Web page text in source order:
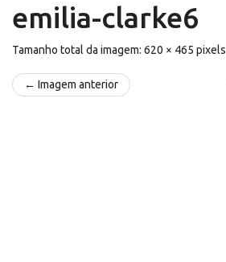
emilia-clarke6
Tamanho total da imagem: 620 × 465 pixels
← Imagem anterior